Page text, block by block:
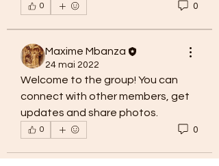
0 0
Maxime Mbanza
24 mai 2022
Welcome to the group! You can
connect with other members, get
updates and share photos.
0 0